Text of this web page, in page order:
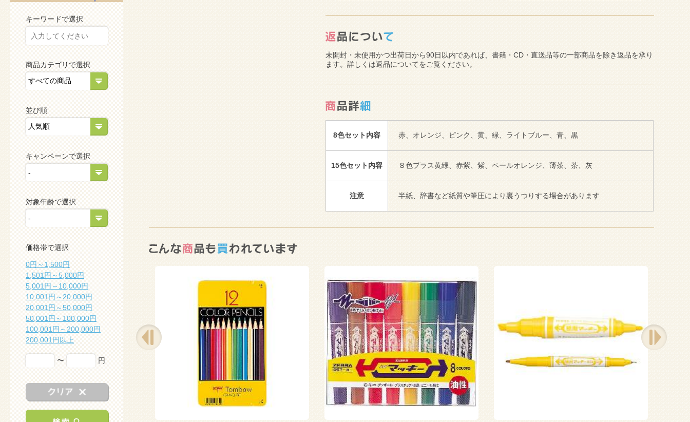
キーワードで選択
商品カテゴリで選択
並び順
キャンペーンで選択
対象年齢で選択
価格帯で選択
0円～1,500円
1,501円～5,000円
5,001円～10,000円
10,001円～20,000円
20,001円～50,000円
50,001円～100,000円
100,001円～200,000円
200,001円以上
〜 円
未開封・未使用かつ出荷日から90日以内であれば、書籍・CD・直送品等の一部商品を除き返品を承り
ます。詳しくは返品についてをご覧ください。
8色セット内容 赤、オレンジ、ピンク、黄、緑、ライトブルー、青、黒
15色セット内容 ８色プラス黄緑、赤紫、紫、ペールオレンジ、薄茶、茶、灰
注意 半紙、辞書など紙質や筆圧により裏うつりする場合があります